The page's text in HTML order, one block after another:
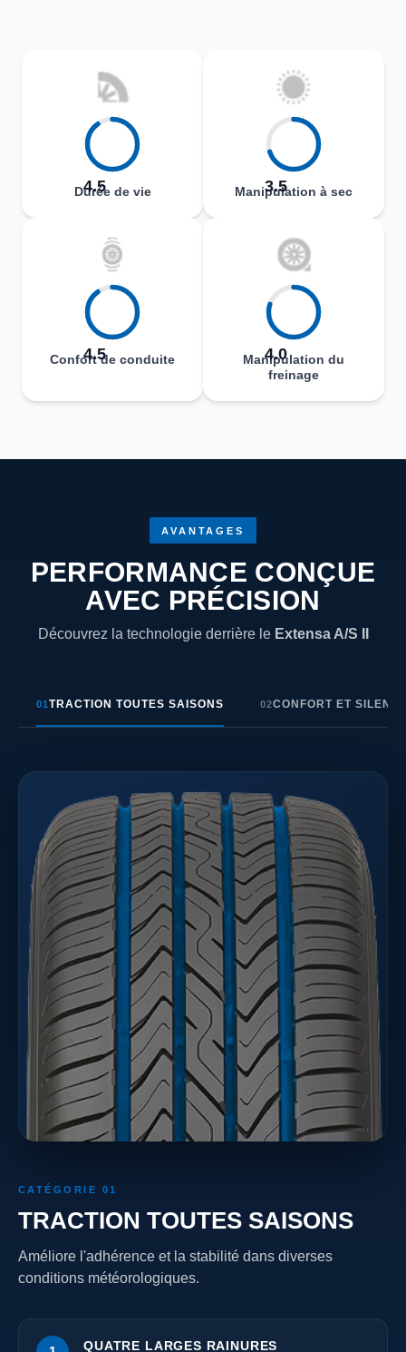
4.5
Durée de vie 3.5
Manipulation à sec
4.5
Confort de conduite 4.0
Manipulation du
freinage
AVANTAGES
PERFORMANCE CONÇUE
AVEC PRÉCISION
Découvrez la technologie derrière le Extensa A/S II
01TRACTION TOUTES SAISONS 02CONFORT ET
CATÉGORIE 01
TRACTION TOUTES SAISONS
Améliore l'adhérence et la stabilité dans diverses
conditions météorologiques.
QUATRE LARGES RAINURES